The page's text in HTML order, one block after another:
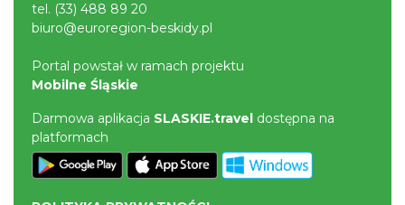
Plener malarski
Wisła
2026-08-11
22.37 km
tel. (33) 488 89 20
biuro@euroregion-beskidy.pl
Portal powstał w ramach projektu
Mobilne Śląskie
Darmowa aplikacja SLASKIE.travel dostępna na
platformach